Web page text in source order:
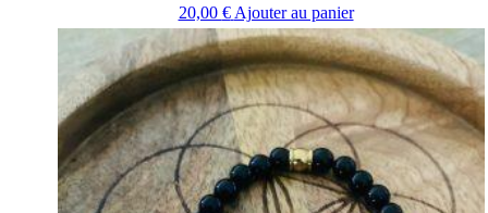
20,00 € Ajouter au panier